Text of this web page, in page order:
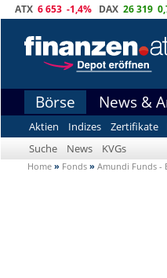
ATX 6 653 -1,4% DAX 26 319
Börse News &
Aktien Indizes Zertifikate
Suche
News KVGs
Home » Fonds » Amundi Funds -